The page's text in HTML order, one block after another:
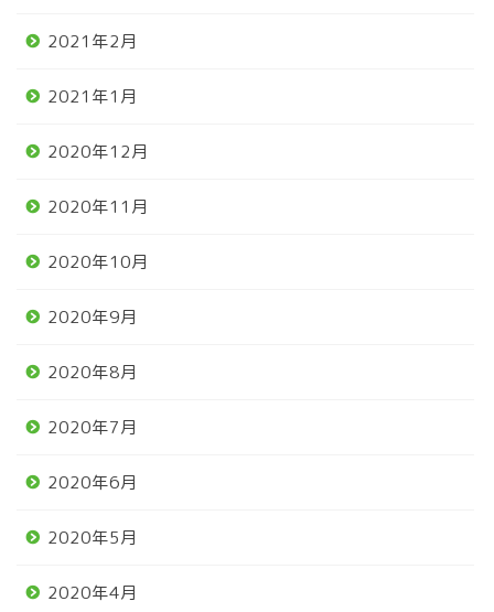
2021年2月
2021年1月
2020年12月
2020年11月
2020年10月
2020年9月
2020年8月
2020年7月
2020年6月
2020年5月
2020年4月